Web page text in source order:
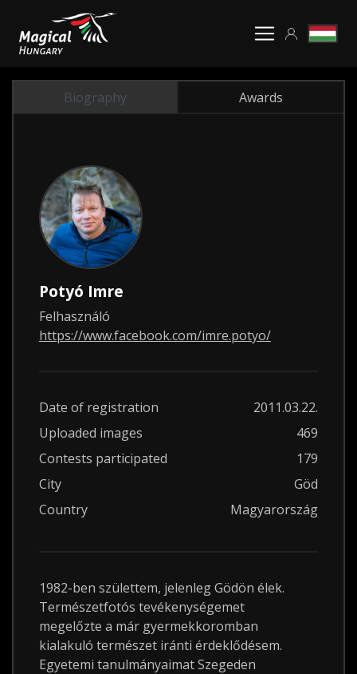
Biography Awards
Potyó Imre
Felhasználó
https://www.facebook.com/imre.potyo/
Date of registration
2011.03.22.
Uploaded images
469
Contests participated
179
City
Göd
Country
Magyarország
1982-ben születtem, jelenleg Gödön élek.
Természetfotós tevékenységemet
megelőzte a már gyermekkoromban
kialakuló természet iránti érdeklődésem.
Egyetemi tanulmányaimat Szegeden